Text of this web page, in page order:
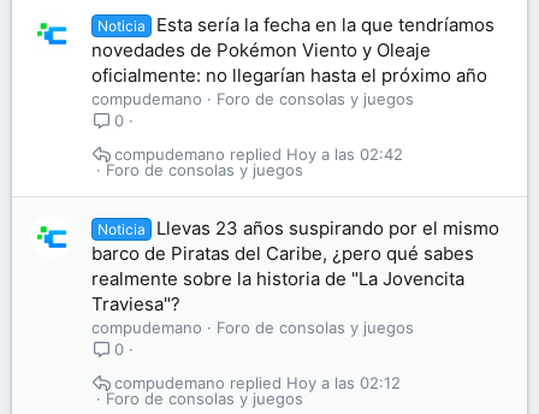
Noticia
Esta sería la fecha en la que tendríamos
novedades de Pokémon Viento y Oleaje
oficialmente: no llegarían hasta el próximo año
compudemano
Foro de consolas y juegos
0
Foro de consolas y juegos
Hoy a las 02:42
compudemano
Noticia
Llevas 23 años suspirando por el mismo
barco de Piratas del Caribe, ¿pero qué sabes
realmente sobre la historia de "La Jovencita
Traviesa"?
compudemano
Foro de consolas y juegos
0
Foro de consolas y juegos
Hoy a las 02:12
compudemano